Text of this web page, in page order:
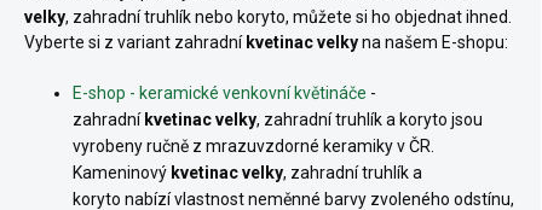
velky, zahradní truhlík nebo koryto, můžete si ho objednat ihned.
Vyberte si z variant zahradní kvetinac velkyna našem E-shopu:
E-shop - keramické venkovní květináče -
zahradní kvetinac velky, zahradní truhlík a koryto jsou
vyrobeny ručně z mrazuvzdorné keramiky v ČR.
Kameninový kvetinac velky, zahradní truhlík a
koryto nabízí vlastnost neměnné barvy zvoleného odstínu,